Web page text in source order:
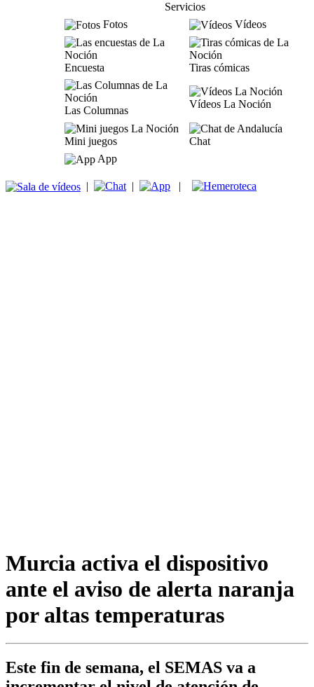
Servicios
Fotos
Vídeos
Encuesta Tiras cómicas
Las Columnas
Vídeos La Noción
Mini juegos
Chat
App
| | |
Murcia activa el dispositivo
ante el aviso de alerta naranja
por altas temperaturas
Este fin de semana, el SEMAS va a